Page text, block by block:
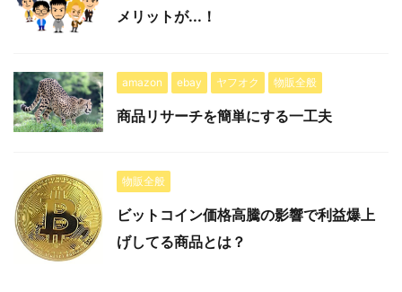
メリットが...！
amazon ebay ヤフオク 物販全般
商品リサーチを簡単にする一工夫
物販全般
ビットコイン価格高騰の影響で利益爆上
げしてる商品とは？